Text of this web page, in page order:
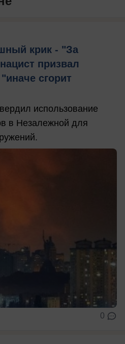
крик - "За
призвал
сгорит
использование
в Незалежной для
0